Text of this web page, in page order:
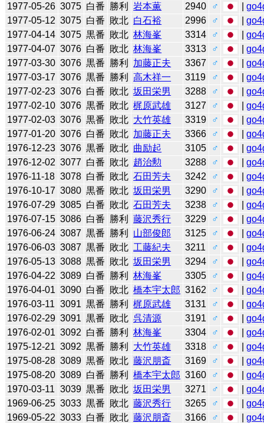
1977-05-26 3075 白番 勝利 岩本薫 2940 ♂ |
1977-05-12 3075 白番 敗北 白石裕 2996 ♂ |
1977-04-14 3075 黒番 敗北 林海峯 3314 ♂ |
1977-04-07 3076 白番 敗北 林海峯 3313 ♂ |
1977-03-30 3076 黒番 勝利 加藤正夫 3367 ♂ |
1977-03-17 3076 黒番 勝利 高木祥一 3119 ♂ |
1977-02-23 3076 白番 敗北 坂田栄男 3288 ♂ |
1977-02-10 3076 黒番 敗北 梶原武雄 3127 ♂ |
1977-02-03 3076 黒番 敗北 大竹英雄 3319 ♂ |
1977-01-20 3076 白番 敗北 加藤正夫 3366 ♂ |
1976-12-23 3076 黒番 敗北 曲励起 3105 ♂ |
1976-12-02 3077 白番 敗北 趙治勲 3288 ♂ |
1976-11-18 3078 白番 敗北 石田芳夫 3242 ♂ |
1976-10-17 3080 黒番 敗北 坂田栄男 3290 ♂ |
1976-07-29 3085 白番 敗北 石田芳夫 3238 ♂ |
1976-07-15 3086 白番 勝利 藤沢秀行 3229 ♂ |
1976-06-24 3087 黒番 勝利 山部俊郎 3125 ♂ |
1976-06-03 3087 黒番 敗北 工藤紀夫 3211 ♂ |
1976-05-13 3088 黒番 敗北 坂田栄男 3294 ♂ |
1976-04-22 3089 白番 勝利 林海峯 3305 ♂ |
1976-04-01 3090 白番 敗北 橋本宇太郎 3162 ♂ |
1976-03-11 3091 黒番 勝利 梶原武雄 3131 ♂ |
1976-02-29 3091 黒番 敗北 呉清源 3191 ♂ |
1976-02-01 3092 白番 勝利 林海峯 3304 ♂ |
1975-12-21 3092 黒番 勝利 大竹英雄 3318 ♂ |
1975-08-28 3089 黒番 敗北 藤沢朋斎 3169 ♂ |
1975-08-20 3089 白番 勝利 橋本宇太郎 3160 ♂ |
1970-03-11 3039 黒番 敗北 坂田栄男 3271 ♂ |
1969-06-25 3033 黒番 敗北 藤沢秀行 3265 ♂ |
1969-05-22 3033 白番 敗北 藤沢朋斎 3166 ♂ |